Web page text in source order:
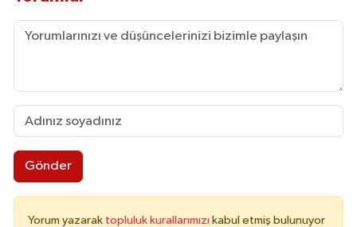
Gönder
Yorum yazarak topluluk kurallarımızı kabul etmiş bulunuyor